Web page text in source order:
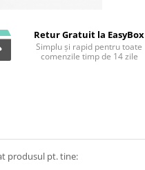
Retur Gratuit la EasyBox
Simplu și rapid pentru toate
comenzile timp de 14 zile
produsul pt. tine: